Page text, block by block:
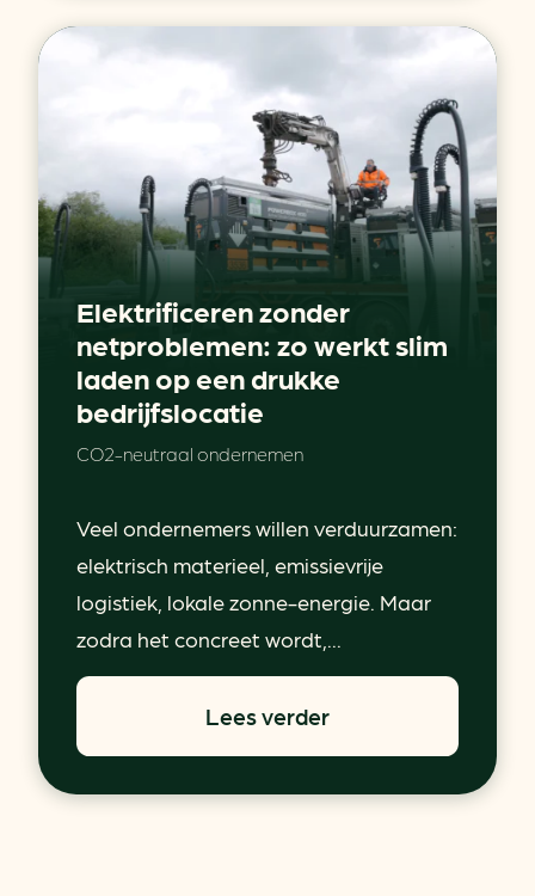
Elektrificeren zonder
netproblemen: zo werkt slim
laden op een drukke
bedrijfslocatie
CO2-neutraal ondernemen
Veel ondernemers willen verduurzamen:
elektrisch materieel, emissievrije
logistiek, lokale zonne-energie. Maar
zodra het concreet wordt,...
Lees verder